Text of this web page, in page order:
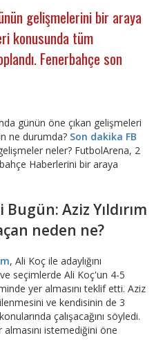
gelişmelerini bir araya
konusunda tüm
Fenerbahçe son
günün öne çıkan gelişmeleri
ne durumda? Son dakika FB
neler? FutbolArena, 2
Haberlerini bir araya
Aziz Yıldırım
neden ne?
, Ali Koç ile adaylığını
seçimlerde Ali Koç'un 4-5
yer almasını teklif etti. Aziz
ve kendisinin de 3
çalışacağını söyledi.
istemediğini öne